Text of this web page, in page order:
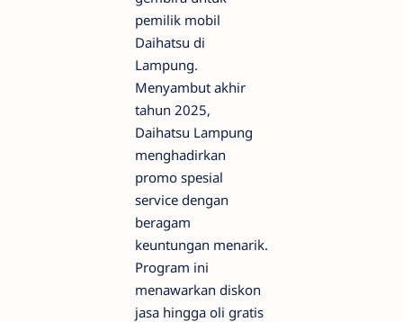
pemilik mobil
Daihatsu di
Lampung.
Menyambut akhir
tahun 2025,
Daihatsu Lampung
menghadirkan
promo spesial
service dengan
beragam
keuntungan menarik.
Program ini
menawarkan diskon
jasa hingga oli gratis